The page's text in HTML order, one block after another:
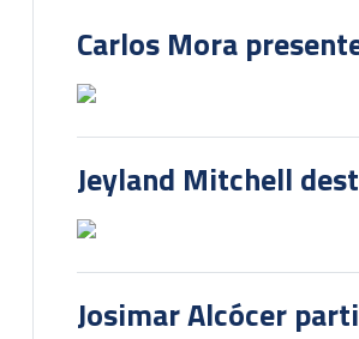
Carlos Mora
Jeyland Mitchell
Josimar Alcócer